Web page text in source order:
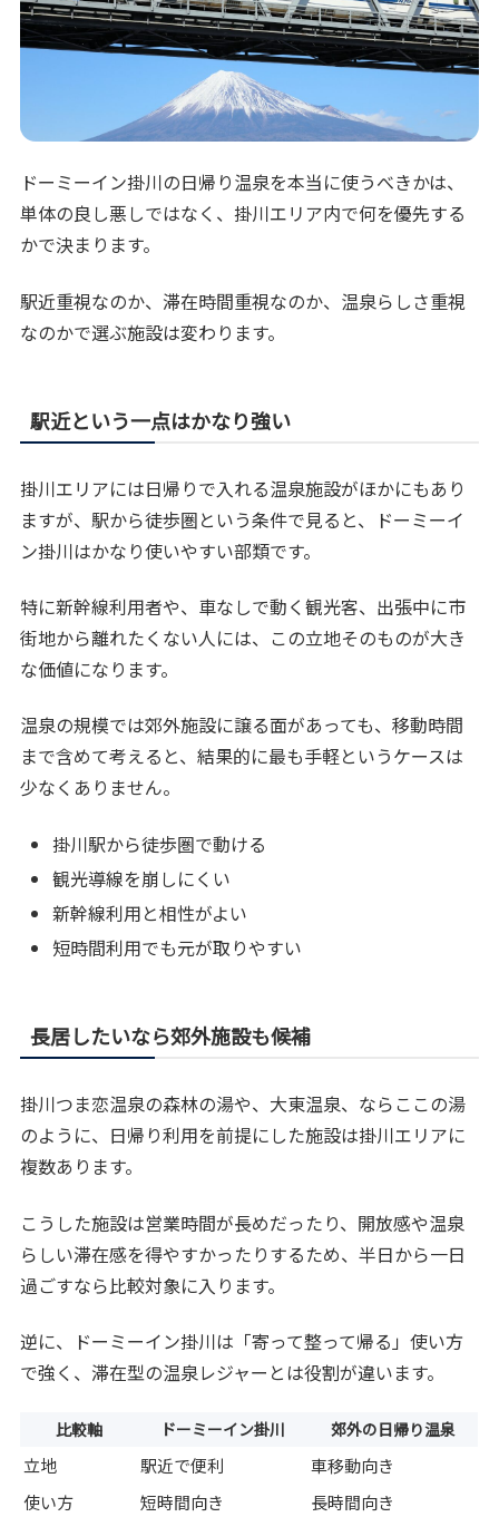
ドーミーイン掛川の日帰り温泉を本当に使うべきかは、
単体の良し悪しではなく、掛川エリア内で何を優先する
かで決まります。
駅近重視なのか、滞在時間重視なのか、温泉らしさ重視
なのかで選ぶ施設は変わります。
駅近という一点はかなり強い
掛川エリアには日帰りで入れる温泉施設がほかにもあり
ますが、駅から徒歩圏という条件で見ると、ドーミーイ
ン掛川はかなり使いやすい部類です。
特に新幹線利用者や、車なしで動く観光客、出張中に市
街地から離れたくない人には、この立地そのものが大き
な価値になります。
温泉の規模では郊外施設に譲る面があっても、移動時間
まで含めて考えると、結果的に最も手軽というケースは
少なくありません。
掛川駅から徒歩圏で動ける
観光導線を崩しにくい
新幹線利用と相性がよい
短時間利用でも元が取りやすい
長居したいなら郊外施設も候補
掛川つま恋温泉の森林の湯や、大東温泉、ならここの湯
のように、日帰り利用を前提にした施設は掛川エリアに
複数あります。
こうした施設は営業時間が長めだったり、開放感や温泉
らしい滞在感を得やすかったりするため、半日から一日
過ごすなら比較対象に入ります。
逆に、ドーミーイン掛川は「寄って整って帰る」使い方
で強く、滞在型の温泉レジャーとは役割が違います。
比較軸 ドーミーイン掛川 郊外の日帰り温泉
立地 駅近で便利
車移動向き
使い方
短時間向き
長時間向き